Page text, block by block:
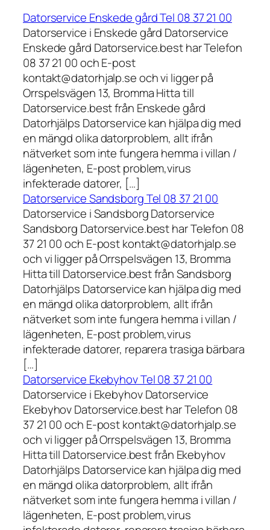
Datorservice Enskede gård Tel 08 37 21 00
Datorservice i Enskede gård Datorservice
Enskede gård Datorservice.best har Telefon
08 37 21 00 och E-post
kontakt@datorhjalp.se och vi ligger på
Orrspelsvägen 13, Bromma Hitta till
Datorservice.best från Enskede gård
Datorhjälps Datorservice kan hjälpa dig med
en mängd olika datorproblem, allt ifrån
nätverket som inte fungera hemma i villan /
lägenheten, E-post problem,virus
infekterade datorer, […]
Datorservice Sandsborg Tel 08 37 21 00
Datorservice i Sandsborg Datorservice
Sandsborg Datorservice.best har Telefon 08
37 21 00 och E-post kontakt@datorhjalp.se
och vi ligger på Orrspelsvägen 13, Bromma
Hitta till Datorservice.best från Sandsborg
Datorhjälps Datorservice kan hjälpa dig med
en mängd olika datorproblem, allt ifrån
nätverket som inte fungera hemma i villan /
lägenheten, E-post problem,virus
infekterade datorer, reparera trasiga bärbara
[…]
Datorservice Ekebyhov Tel 08 37 21 00
Datorservice i Ekebyhov Datorservice
Ekebyhov Datorservice.best har Telefon 08
37 21 00 och E-post kontakt@datorhjalp.se
och vi ligger på Orrspelsvägen 13, Bromma
Hitta till Datorservice.best från Ekebyhov
Datorhjälps Datorservice kan hjälpa dig med
en mängd olika datorproblem, allt ifrån
nätverket som inte fungera hemma i villan /
lägenheten, E-post problem,virus